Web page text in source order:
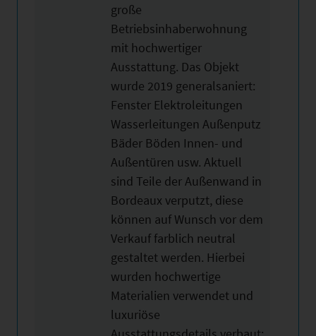
große
Betriebsinhaberwohnung
mit hochwertiger
Ausstattung. Das Objekt
wurde 2019 generalsaniert:
Fenster Elektroleitungen
Wasserleitungen Außenputz
Bäder Böden Innen- und
Außentüren usw. Aktuell
sind Teile der Außenwand in
Bordeaux verputzt, diese
können auf Wunsch vor dem
Verkauf farblich neutral
gestaltet werden. Hierbei
wurden hochwertige
Materialien verwendet und
luxuriöse